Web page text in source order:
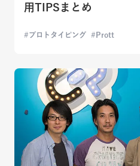
用TIPSまとめ
プロトタイピング Prott